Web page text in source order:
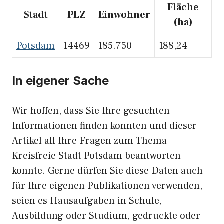
Stadt PLZ Einwohner
Fläche
(ha)
Potsdam
14469 185.750 188,24
In eigener Sache
Wir hoffen, dass Sie Ihre gesuchten
Informationen finden konnten und dieser
Artikel all Ihre Fragen zum Thema
Kreisfreie Stadt Potsdam beantworten
konnte. Gerne dürfen Sie diese Daten auch
für Ihre eigenen Publikationen verwenden,
seien es Hausaufgaben in Schule,
Ausbildung oder Studium, gedruckte oder